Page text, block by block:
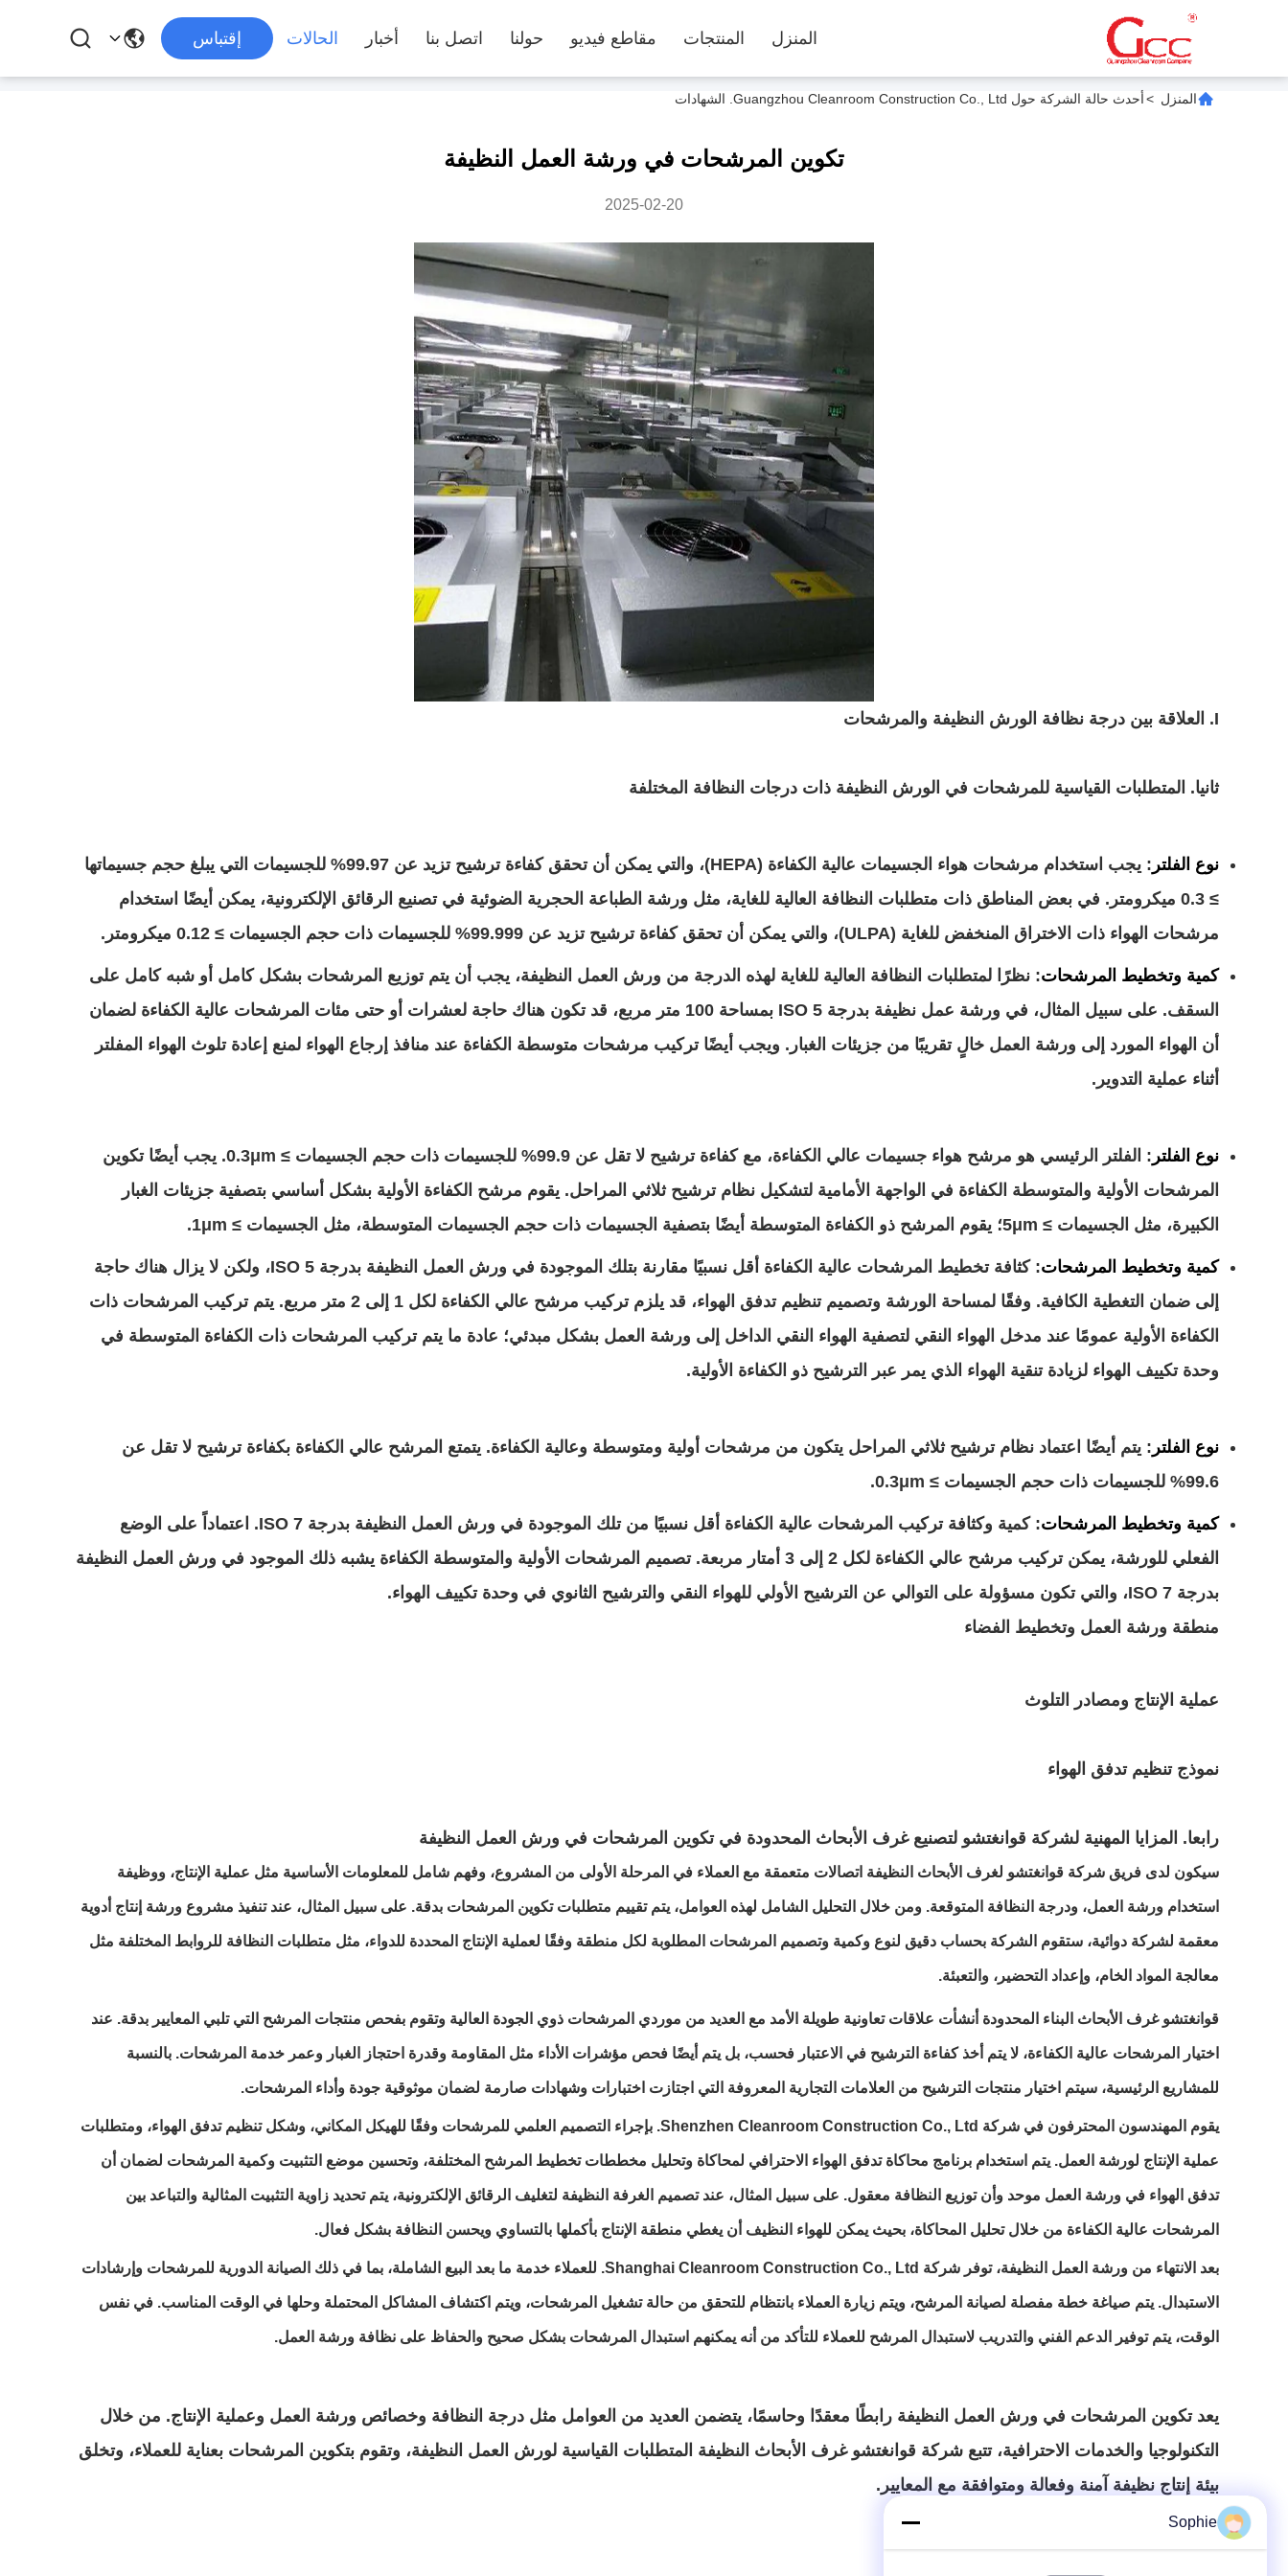
المنزل المنتجات مقاطع فيديو حولنا اتصل بنا أخبار الحالات إقتباس
المنزل >أحدث حالة الشركة حول Guangzhou Cleanroom Construction Co., Ltd. الشهادات
تكوين المرشحات في ورشة العمل النظيفة
2025-02-20
I. العلاقة بين درجة نظافة الورش النظيفة والمرشحات
ثانيا. المتطلبات القياسية للمرشحات في الورش النظيفة ذات درجات النظافة المختلفة
نوع الفلتر
: يجب استخدام مرشحات هواء الجسيمات عالية الكفاءة (HEPA)، والتي يمكن أن تحقق كفاءة ترشيح تزيد عن 99.97% للجسيمات التي يبلغ حجم جسيماتها
≥ 0.3 ميكرومتر. في بعض المناطق ذات متطلبات النظافة العالية للغاية، مثل ورشة الطباعة الحجرية الضوئية في تصنيع الرقائق الإلكترونية، يمكن أيضًا استخدام
مرشحات الهواء ذات الاختراق المنخفض للغاية (ULPA)، والتي يمكن أن تحقق كفاءة ترشيح تزيد عن 99.999% للجسيمات ذات حجم الجسيمات ≥ 0.12 ميكرومتر.
كمية وتخطيط المرشحات: نظرًا لمتطلبات النظافة العالية للغاية لهذه الدرجة من ورش العمل النظيفة، يجب أن يتم توزيع المرشحات بشكل كامل أو شبه كامل على
السقف. على سبيل المثال، في ورشة عمل نظيفة بدرجة ISO 5 بمساحة 100 متر مربع، قد تكون هناك حاجة لعشرات أو حتى مئات المرشحات عالية الكفاءة لضمان
أن الهواء المورد إلى ورشة العمل خالٍ تقريبًا من جزيئات الغبار. ويجب أيضًا تركيب مرشحات متوسطة الكفاءة عند منافذ إرجاع الهواء لمنع إعادة تلوث الهواء المفلتر
أثناء عملية التدوير.
نوع الفلتر
: الفلتر الرئيسي هو مرشح هواء جسيمات عالي الكفاءة، مع كفاءة ترشيح لا تقل عن 99.9% للجسيمات ذات حجم الجسيمات ≥ 0.3μm. يجب أيضًا تكوين
المرشحات الأولية والمتوسطة الكفاءة في الواجهة الأمامية لتشكيل نظام ترشيح ثلاثي المراحل. يقوم مرشح الكفاءة الأولية بشكل أساسي بتصفية جزيئات الغبار
الكبيرة، مثل الجسيمات ≥ 5μm؛ يقوم المرشح ذو الكفاءة المتوسطة أيضًا بتصفية الجسيمات ذات حجم الجسيمات المتوسطة، مثل الجسيمات ≥ 1μm.
كمية وتخطيط المرشحات
: كثافة تخطيط المرشحات عالية الكفاءة أقل نسبيًا مقارنة بتلك الموجودة في ورش العمل النظيفة بدرجة ISO 5، ولكن لا يزال هناك حاجة
إلى ضمان التغطية الكافية. وفقًا لمساحة الورشة وتصميم تنظيم تدفق الهواء، قد يلزم تركيب مرشح عالي الكفاءة لكل 1 إلى 2 متر مربع. يتم تركيب المرشحات ذات
الكفاءة الأولية عمومًا عند مدخل الهواء النقي لتصفية الهواء النقي الداخل إلى ورشة العمل بشكل مبدئي؛ عادة ما يتم تركيب المرشحات ذات الكفاءة المتوسطة في
وحدة تكييف الهواء لزيادة تنقية الهواء الذي يمر عبر الترشيح ذو الكفاءة الأولية.
نوع الفلتر : يتم أيضًا اعتماد نظام ترشيح ثلاثي المراحل يتكون من مرشحات أولية ومتوسطة وعالية الكفاءة. يتمتع المرشح عالي الكفاءة بكفاءة ترشيح لا تقل عن
99.6% للجسيمات ذات حجم الجسيمات ≥ 0.3μm.
كمية وتخطيط المرشحات
: كمية وكثافة تركيب المرشحات عالية الكفاءة أقل نسبيًا من تلك الموجودة في ورش العمل النظيفة بدرجة ISO 7. اعتماداً على الوضع
الفعلي للورشة، يمكن تركيب مرشح عالي الكفاءة لكل 2 إلى 3 أمتار مربعة. تصميم المرشحات الأولية والمتوسطة الكفاءة يشبه ذلك الموجود في ورش العمل النظيفة
بدرجة ISO 7، والتي تكون مسؤولة على التوالي عن الترشيح الأولي للهواء النقي والترشيح الثانوي في وحدة تكييف الهواء.
منطقة ورشة العمل وتخطيط الفضاء
عملية الإنتاج ومصادر التلوث
نموذج تنظيم تدفق الهواء
رابعا. المزايا المهنية لشركة قوانغتشو لتصنيع غرف الأبحاث المحدودة في تكوين المرشحات في ورش العمل النظيفة
سيكون لدى فريق شركة قوانغتشو لغرف الأبحاث النظيفة اتصالات متعمقة مع العملاء في المرحلة الأولى من المشروع، وفهم شامل للمعلومات الأساسية مثل عملية الإنتاج، ووظيفة
استخدام ورشة العمل، ودرجة النظافة المتوقعة. ومن خلال التحليل الشامل لهذه العوامل، يتم تقييم متطلبات تكوين المرشحات بدقة. على سبيل المثال، عند تنفيذ مشروع ورشة إنتاج أدوية
معقمة لشركة دوائية، ستقوم الشركة بحساب دقيق لنوع وكمية وتصميم المرشحات المطلوبة لكل منطقة وفقًا لعملية الإنتاج المحددة للدواء، مثل متطلبات النظافة للروابط المختلفة مثل
معالجة المواد الخام، وإعداد التحضير، والتعبئة.
قوانغتشو غرف الأبحاث البناء المحدودة أنشأت علاقات تعاونية طويلة الأمد مع العديد من موردي المرشحات ذوي الجودة العالية وتقوم بفحص منتجات المرشح التي تلبي المعايير بدقة. عند
اختيار المرشحات عالية الكفاءة، لا يتم أخذ كفاءة الترشيح في الاعتبار فحسب، بل يتم أيضًا فحص مؤشرات الأداء مثل المقاومة وقدرة احتجاز الغبار وعمر خدمة المرشحات. بالنسبة
للمشاريع الرئيسية، سيتم اختيار منتجات الترشيح من العلامات التجارية المعروفة التي اجتازت اختبارات وشهادات صارمة لضمان موثوقية جودة وأداء المرشحات.
يقوم المهندسون المحترفون في شركة Shenzhen Cleanroom Construction Co., Ltd. بإجراء التصميم العلمي للمرشحات وفقًا للهيكل المكاني، وشكل تنظيم تدفق الهواء، ومتطلبات
عملية الإنتاج لورشة العمل. يتم استخدام برنامج محاكاة تدفق الهواء الاحترافي لمحاكاة وتحليل مخططات تخطيط المرشح المختلفة، وتحسين موضع التثبيت وكمية المرشحات لضمان أن
تدفق الهواء في ورشة العمل موحد وأن توزيع النظافة معقول. على سبيل المثال، عند تصميم الغرفة النظيفة لتغليف الرقائق الإلكترونية، يتم تحديد زاوية التثبيت المثالية والتباعد بين
المرشحات عالية الكفاءة من خلال تحليل المحاكاة، بحيث يمكن للهواء النظيف أن يغطي منطقة الإنتاج بأكملها بالتساوي ويحسن النظافة بشكل فعال.
بعد الانتهاء من ورشة العمل النظيفة، توفر شركة Shanghai Cleanroom Construction Co., Ltd. للعملاء خدمة ما بعد البيع الشاملة، بما في ذلك الصيانة الدورية للمرشحات وإرشادات
الاستبدال. يتم صياغة خطة مفصلة لصيانة المرشح، ويتم زيارة العملاء بانتظام للتحقق من حالة تشغيل المرشحات، ويتم اكتشاف المشاكل المحتملة وحلها في الوقت المناسب. في نفس
الوقت، يتم توفير الدعم الفني والتدريب لاستبدال المرشح للعملاء للتأكد من أنه يمكنهم استبدال المرشحات بشكل صحيح والحفاظ على نظافة ورشة العمل.
يعد تكوين المرشحات في ورش العمل النظيفة رابطًا معقدًا وحاسمًا، يتضمن العديد من العوامل مثل درجة النظافة وخصائص ورشة العمل وعملية الإنتاج. من خلال
التكنولوجيا والخدمات الاحترافية، تتبع شركة قوانغتشو غرف الأبحاث النظيفة المتطلبات القياسية لورش العمل النظيفة، وتقوم بتكوين المرشحات بعناية للعملاء، وتخلق
بيئة إنتاج نظيفة آمنة وفعالة ومتوافقة مع المعايير.
Sophie